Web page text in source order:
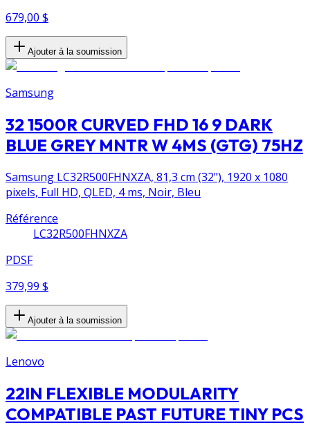
679,00 $
Ajouter à la soumission
Samsung
32 1500R CURVED FHD 16 9 DARK
BLUE GREY MNTR W 4MS (GTG) 75HZ
Samsung LC32R500FHNXZA, 81,3 cm (32"), 1920 x 1080
pixels, Full HD, QLED, 4 ms, Noir, Bleu
Référence
LC32R500FHNXZA
PDSF
379,99 $
Ajouter à la soumission
Lenovo
22IN FLEXIBLE MODULARITY
COMPATIBLE PAST FUTURE TINY PCS